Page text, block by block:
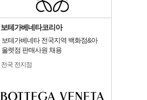
보테가베네타코리아
보테가베네타 전국지역 백화점&아
울렛점 판매사원 채용
전국 전지점